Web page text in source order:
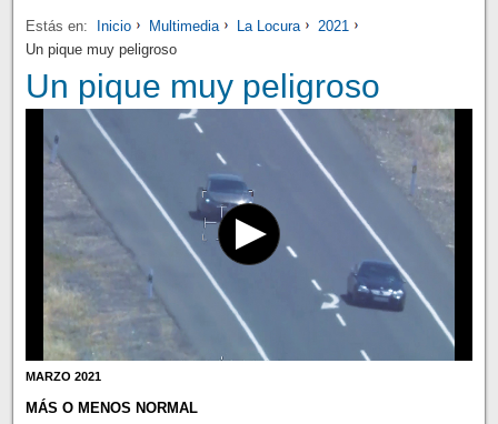
Estás en: Inicio Multimedia La Locura
2021
Un pique muy peligroso
Un pique muy peligroso
MARZO 2021
MÁS O MENOS NORMAL